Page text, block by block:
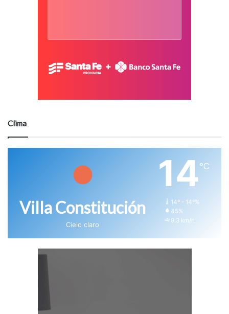
Clima
Villa Constitución
Cielo claro
14℃
14º - 14º%
45%
9.3 km/h